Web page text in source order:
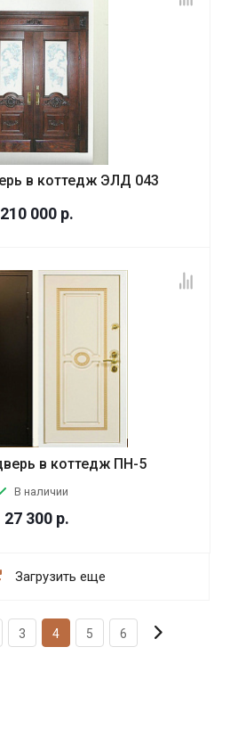
в коттедж ЭЛД 043
210 000 р.
в коттедж ПН-5
В наличии
27 300 р.
Загрузить еще
3 4 5 6